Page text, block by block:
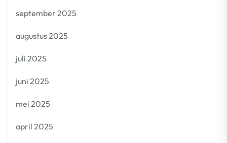
september 2025
augustus 2025
juli 2025
juni 2025
mei 2025
april 2025